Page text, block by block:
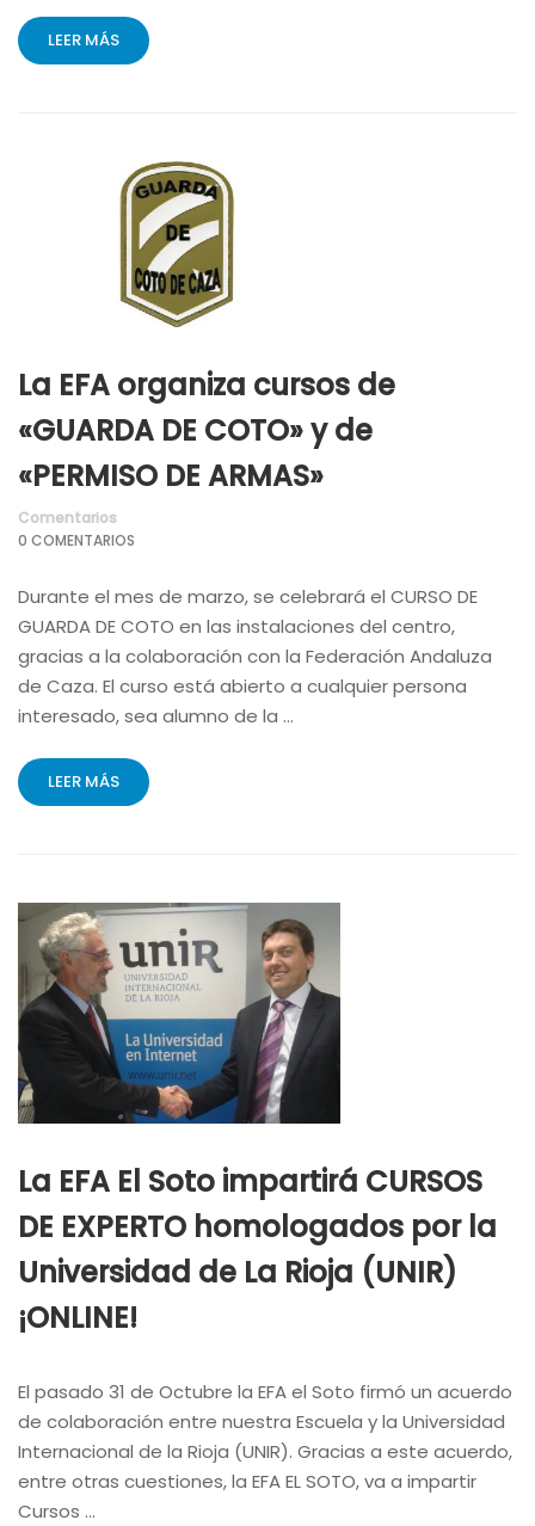
LEER MÁS
La EFA organiza cursos de
«GUARDA DE COTO» y de
«PERMISO DE ARMAS»
Comentarios
0 COMENTARIOS
Durante el mes de marzo, se celebrará el CURSO DE
GUARDA DE COTO en las instalaciones del centro,
gracias a la colaboración con la Federación Andaluza
de Caza. El curso está abierto a cualquier persona
interesado, sea alumno de la …
LEER MÁS
La EFA El Soto impartirá CURSOS
DE EXPERTO homologados por la
Universidad de La Rioja (UNIR)
¡ONLINE!
El pasado 31 de Octubre la EFA el Soto firmó un acuerdo
de colaboración entre nuestra Escuela y la Universidad
Internacional de la Rioja (UNIR). Gracias a este acuerdo,
entre otras cuestiones, la EFA EL SOTO, va a impartir
Cursos …